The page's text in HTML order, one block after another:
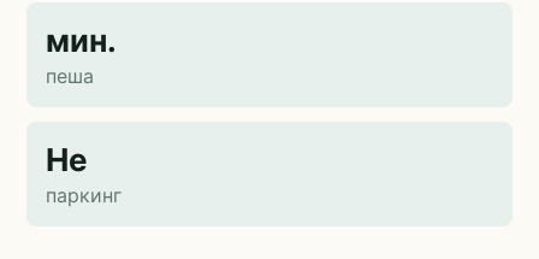
мин.
пеша
Не
паркинг